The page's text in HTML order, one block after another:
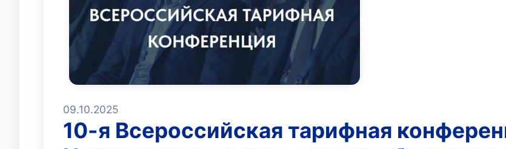
09.10.2025
10-я Всероссийская тарифная